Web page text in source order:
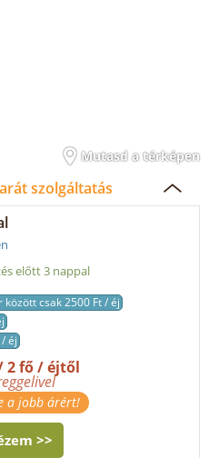
Mutasd a térképen
szolgáltatás
előtt 3 nappal
között csak 2500 Ft / éj
éj
2 fő / éjtől
a jobb árért!
>>